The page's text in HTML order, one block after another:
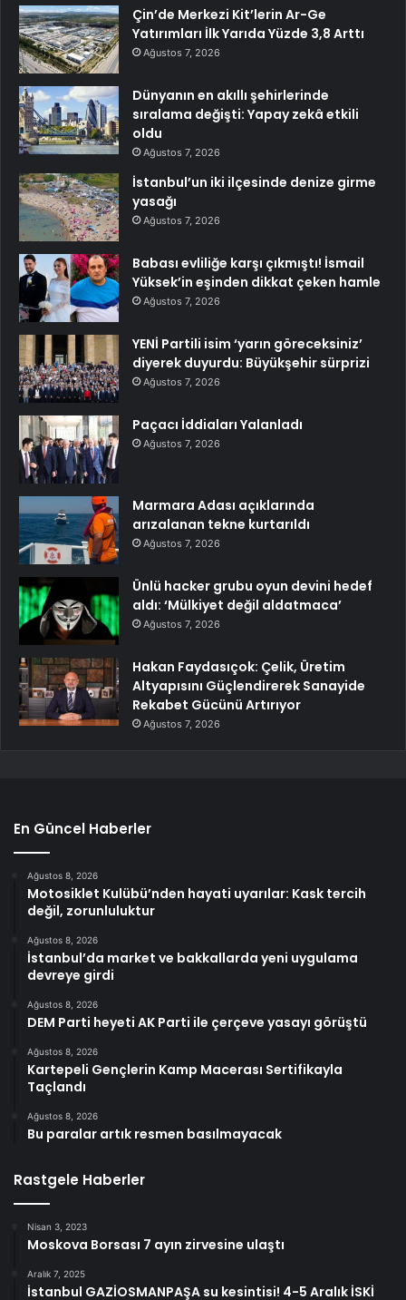
Çin’de Merkezi Kit’lerin Ar-Ge
Yatırımları İlk Yarıda Yüzde 3,8 Arttı
Ağustos 7, 2026
Dünyanın en akıllı şehirlerinde
sıralama değişti: Yapay zekâ etkili
oldu
Ağustos 7, 2026
İstanbul’un iki ilçesinde denize girme
yasağı
Ağustos 7, 2026
Babası evliliğe karşı çıkmıştı! İsmail
Yüksek’in eşinden dikkat çeken hamle
Ağustos 7, 2026
YENİ Partili isim ‘yarın göreceksiniz’
diyerek duyurdu: Büyükşehir sürprizi
Ağustos 7, 2026
Paçacı İddiaları Yalanladı
Ağustos 7, 2026
Marmara Adası açıklarında
arızalanan tekne kurtarıldı
Ağustos 7, 2026
Ünlü hacker grubu oyun devini hedef
aldı: ‘Mülkiyet değil aldatmaca’
Ağustos 7, 2026
Hakan Faydasıçok: Çelik, Üretim
Altyapısını Güçlendirerek Sanayide
Rekabet Gücünü Artırıyor
Ağustos 7, 2026
En Güncel Haberler
Ağustos 8, 2026
Motosiklet Kulübü’nden hayati uyarılar: Kask tercih
değil, zorunluluktur
Ağustos 8, 2026
İstanbul’da market ve bakkallarda yeni uygulama
devreye girdi
Ağustos 8, 2026
DEM Parti heyeti AK Parti ile çerçeve yasayı görüştü
Ağustos 8, 2026
Kartepeli Gençlerin Kamp Macerası Sertifikayla
Taçlandı
Ağustos 8, 2026
Bu paralar artık resmen basılmayacak
Rastgele Haberler
Nisan 3, 2023
Moskova Borsası 7 ayın zirvesine ulaştı
Aralık 7, 2025
İstanbul GAZİOSMANPAŞA su kesintisi! 4-5 Aralık İSKİ